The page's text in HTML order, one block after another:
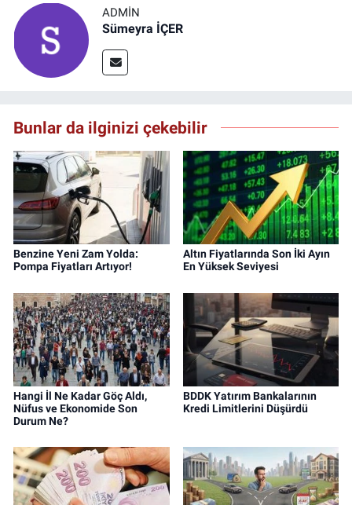
ADMIN
Sümeyra İÇER
Bunlar da ilginizi çekebilir
Benzine Yeni Zam Yolda:
Pompa Fiyatları Artıyor!
Altın Fiyatlarında Son İki Ayın
En Yüksek Seviyesi
Hangi İl Ne Kadar Göç Aldı,
Nüfus ve Ekonomide Son
Durum Ne?
BDDK Yatırım Bankalarının
Kredi Limitlerini Düşürdü